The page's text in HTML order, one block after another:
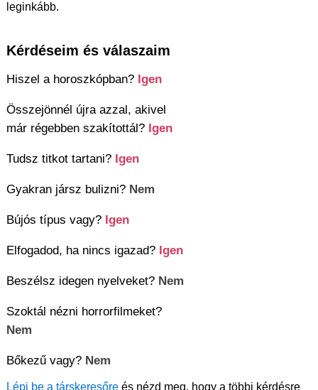
leginkább.
Kérdéseim és válaszaim
Hiszel a horoszkópban? Igen
Összejönnél újra azzal, akivel
már régebben szakítottál? Igen
Tudsz titkot tartani? Igen
Gyakran jársz bulizni? Nem
Bújós típus vagy? Igen
Elfogadod, ha nincs igazad? Igen
Beszélsz idegen nyelveket? Nem
Szoktál nézni horrorfilmeket?
Nem
Bőkezű vagy? Nem
Lépj be a társkeresőre és nézd meg, hogy a többi kérdésre